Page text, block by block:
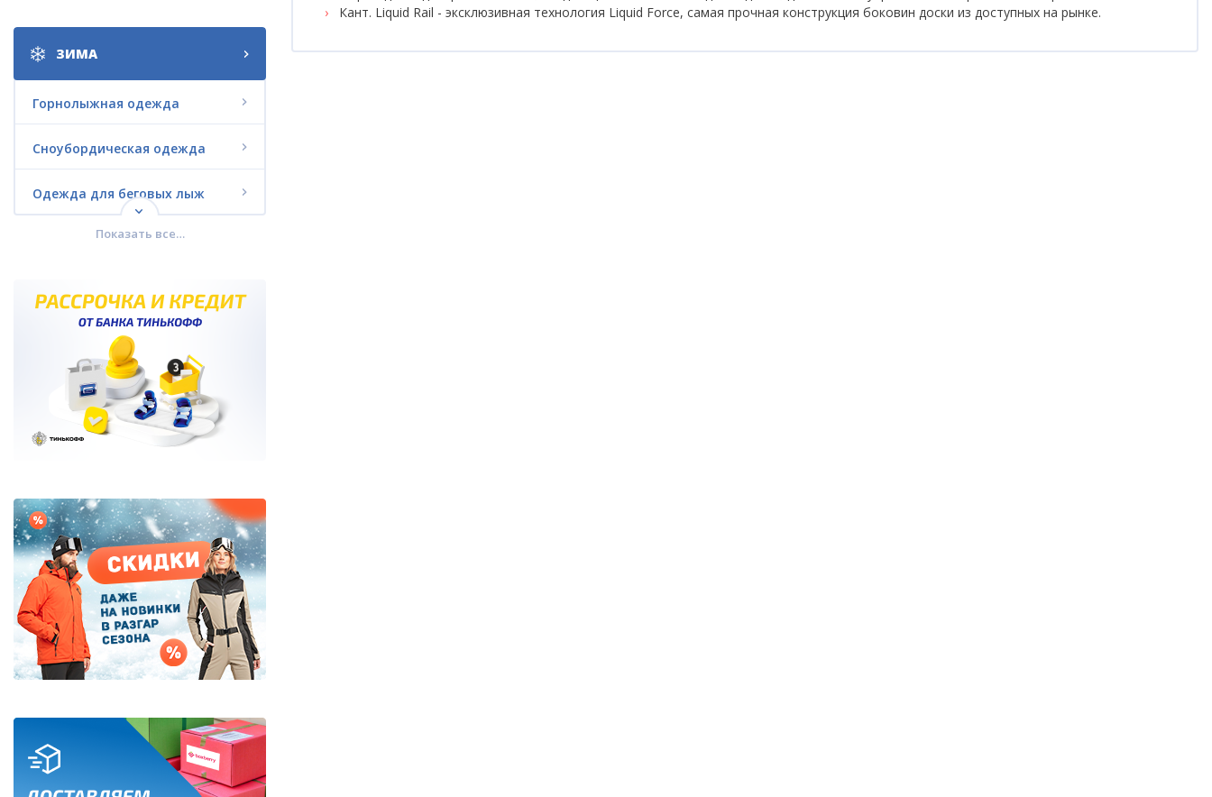
ЗИМА
Горнолыжная одежда
Сноубордическая одежда
Одежда для беговых лыж
Городская зимняя одежда
Термобелье
Зимняя обувь
Дисконт (скидки до 70%)
Сноукайтинг
Сертификаты и подарки
Показать все…
Кант. Liquid Rail - эксклюзивная технология Liquid Force, самая прочная конструкция боковин доски из доступных на рынке.